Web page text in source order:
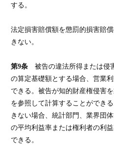
する。
法定損害賠償額を懲罰的損害賠
きない。
第9条 被告の違法所得または侵
の算定基礎額とする場合、営業
できる。被告が知的財産権侵害
を参照して計算することができ
きない場合、統計部門、業界団
の平均利益率または権利者の利
できる。